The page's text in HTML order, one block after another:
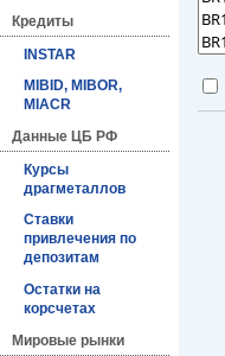
Кредиты
INSTAR
MIBID, MIBOR,
MIACR
Данные ЦБ РФ
Курсы
драгметаллов
Ставки
привлечения по
депозитам
Остатки на
корсчетах
Мировые рынки